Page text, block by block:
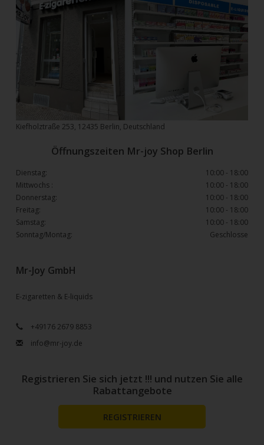
Mr-Joy GmbH
E-zigaretten & E-liquids
+49176 2679 8853
info@mr-joy.de
Kiefholztraße 253, 12435 Berlin, Deutschland
Öffnungszeiten Mr-joy Shop Berlin
Dienstag:
10:00 - 18:00
Mittwochs :
10:00 - 18:00
Donnerstag:
10:00 - 18:00
Freitag:
10:00 - 18:00
Samstag:
10:00 - 18:00
Sonntag/Montag:
Geschlosse
Registrieren Sie sich jetzt !!! und nutzen Sie alle
Rabattangebote
REGISTRIEREN